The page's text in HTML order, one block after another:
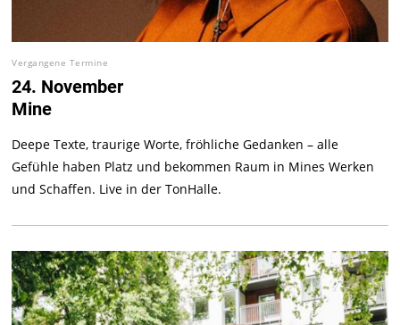
Vergangene Termine
24. November
Mine
Deepe Texte, traurige Worte, fröhliche Gedanken – alle
Gefühle haben Platz und bekommen Raum in Mines Werken
und Schaffen. Live in der TonHalle.